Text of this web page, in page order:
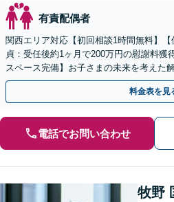
有責配偶者
関西エリア対応【初回相談1時間無料】
貞：受任後約1ヶ月で200万円の慰謝料獲
スペース完備】お子さまの未来を考えた
のご相談多数【Web面談・電話相談・夜
料金表を見
電話でお問い合わせ
牧野